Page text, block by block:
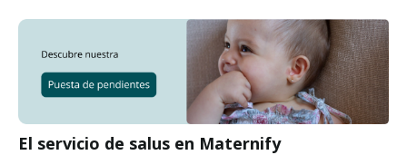
El servicio de salus en Maternify